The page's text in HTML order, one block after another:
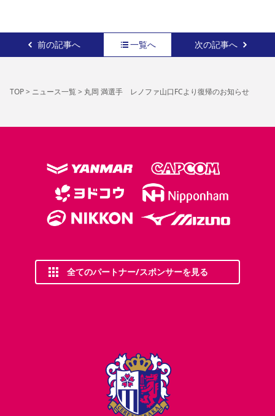
前の記事へ 一覧へ 次の記事へ
TOP> ニュース一覧> 丸岡 満選手 レノファ山口FCより復帰のお知らせ
全てのパートナー/スポンサーを見る